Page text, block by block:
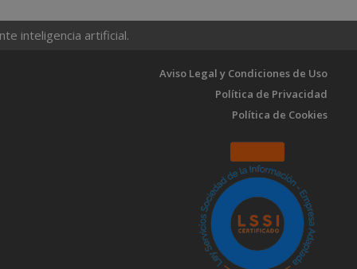
inteligencia artificial.
Aviso Legal y Condiciones de Uso
Política de Privacidad
Política de Cookies